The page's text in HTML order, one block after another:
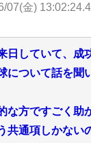
07(金)
していて、成
について話を聞
な方ですごく助
共通項しかない